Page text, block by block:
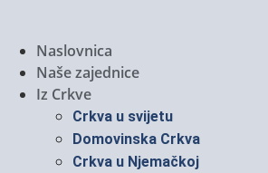
Naslovnica
Naše zajednice
Iz Crkve
Crkva u svijetu
Domovinska Crkva
Crkva u Njemačkoj